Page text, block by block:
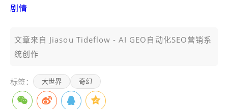
剧情
文章来自 Jiasou Tideflow - AI GEO自动化SEO营销系
统创作
标签： 大世界 奇幻